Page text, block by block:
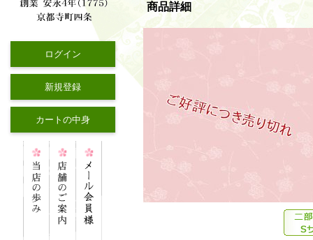
ログイン
新規登録
カートの中身
商品詳細